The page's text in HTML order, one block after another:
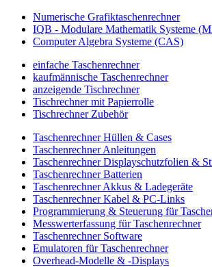
Numerische Grafiktaschenrechner
IQB - Modulare Mathematik Systeme
Computer Algebra Systeme (CAS)
einfache Taschenrechner
kaufmännische Taschenrechner
anzeigende Tischrechner
Tischrechner mit Papierrolle
Tischrechner Zubehör
Taschenrechner Hüllen & Cases
Taschenrechner Anleitungen
Taschenrechner Displayschutzfolien &
Taschenrechner Batterien
Taschenrechner Akkus & Ladegeräte
Taschenrechner Kabel & PC-Links
Programmierung & Steuerung für
Messwerterfassung für Taschenrechner
Taschenrechner Software
Emulatoren für Taschenrechner
Overhead-Modelle & -Displays